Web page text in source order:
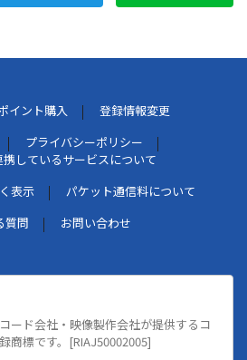
イント購入
登録情報変更
プライバシーポリシー
しているサービスについて
表示
パケット通信料について
質問
お問い合わせ
ード会社・映像製作会社が提供するコ
商標です。[RIAJ50002005]